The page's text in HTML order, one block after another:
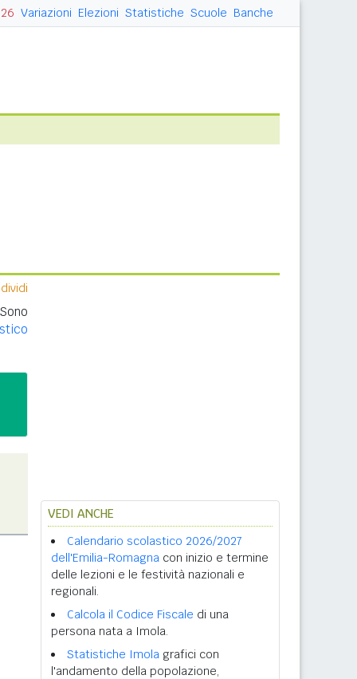
Variazioni Elezioni Statistiche Scuole Banche
VEDI ANCHE
Calendario scolastico 2026/2027
dell'Emilia-Romagna con inizio e termine
delle lezioni e le festività nazionali e
regionali.
Calcola il Codice Fiscale di una
persona nata a Imola.
Statistiche Imola grafici con
l'andamento della popolazione,